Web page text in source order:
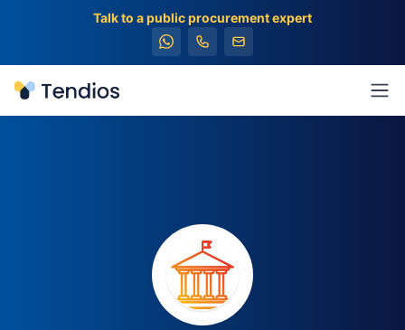
Talk to a public procurement expert
Tendios